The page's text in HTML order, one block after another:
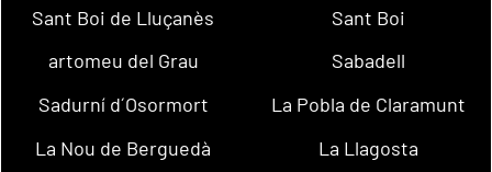
Sant Boi de Lluçanès
Sant Boi
artomeu del Grau
Sabadell
Sadurní d´Osormort
La Pobla de Claramunt
La Nou de Berguedà
La Llagosta